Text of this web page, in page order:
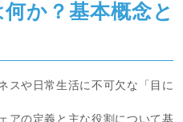
か？基本概念と
スや日常生活に不可欠な「目に
アの定義と主な役割について基